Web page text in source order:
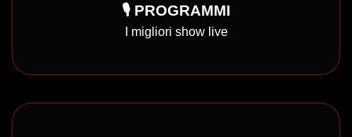
🎙 PROGRAMMI
I migliori show live